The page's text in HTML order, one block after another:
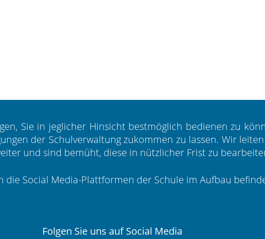
Sie in jeglicher Hinsicht bestmöglich bedienen zu
der Schulverwaltung zukommen zu lassen. Wir
und sind bemüht, diese in nützlicher Frist zu
die Social Media-Plattformen der Schule im Aufbau
Folgen Sie uns auf Social Media